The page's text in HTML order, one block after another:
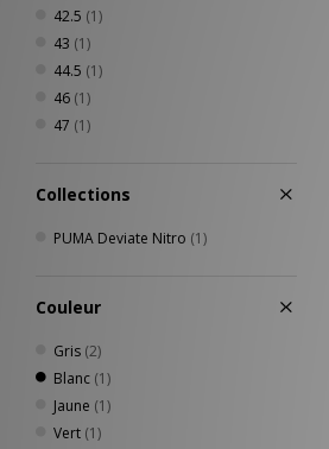
42.5 (1)
43 (1)
44.5 (1)
46 (1)
47 (1)
Collections
PUMA Deviate Nitro (1)
Couleur
Gris (2)
Blanc (1)
Jaune (1)
Vert (1)